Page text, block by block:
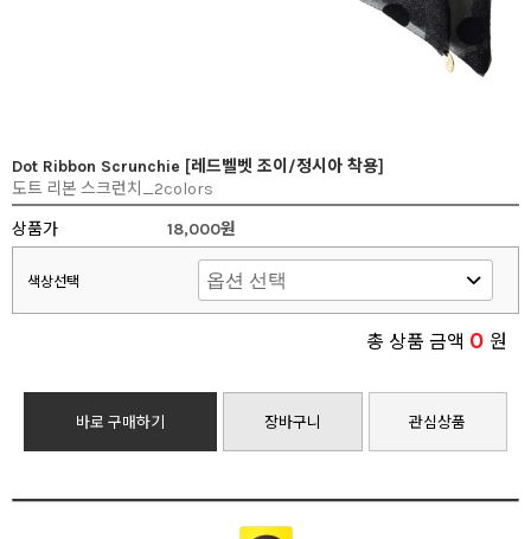
Dot Ribbon Scrunchie [레드벨벳 조이/정시아 착용]
도트 리본 스크런치_2colors
상품가
18,000원
색상선택
총 상품 금액 0 원
바로 구매하기 장바구니 관심상품